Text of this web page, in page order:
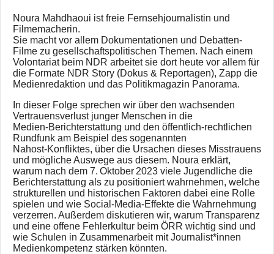
Noura Mahdhaoui ist freie Fernsehjournalistin und
Filmemacherin.
Sie macht vor allem Dokumentationen und Debatten-
Filme zu gesellschaftspolitischen Themen. Nach einem
Volontariat beim NDR arbeitet sie dort heute vor allem für
die Formate NDR Story (Dokus & Reportagen), Zapp die
Medienredaktion und das Politikmagazin Panorama.
In dieser Folge sprechen wir über den wachsenden
Vertrauensverlust junger Menschen in die
Medien‑Berichterstattung und den öffentlich-rechtlichen
Rundfunk am Beispiel des sogenannten
Nahost‑Konfliktes, über die Ursachen dieses Misstrauens
und mögliche Auswege aus diesem. Noura erklärt,
warum nach dem 7. Oktober 2023 viele Jugendliche die
Berichterstattung als zu positioniert wahrnehmen, welche
strukturellen und historischen Faktoren dabei eine Rolle
spielen und wie Social‑Media‑Effekte die Wahrnehmung
verzerren. Außerdem diskutieren wir, warum Transparenz
und eine offene Fehlerkultur beim ÖRR wichtig sind und
wie Schulen in Zusammenarbeit mit Journalist*innen
Medienkompetenz stärken könnten.